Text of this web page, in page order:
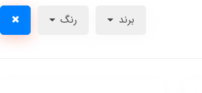
برند رنگ